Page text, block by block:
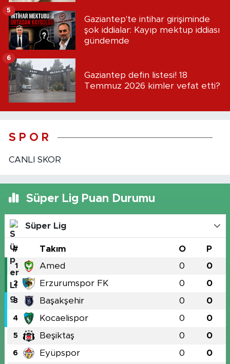
Gaziantep'te intihar girişiminde
şok iddialar: Kayıp mektup iddiası
gündemde
5
Gaziantep defin listesi! 18
Temmuz 2026 kimler vefat etti?
6
S P O R
CANLI SKOR
Süper Lig Puan Durumu
Süper Lig
# Takım O P
1 Amed 0 0
2 Erzurumspor FK 0 0
3 Başakşehir 0 0
4 Kocaelispor 0 0
5 Beşiktaş 0 0
6 Eyüpspor 0 0